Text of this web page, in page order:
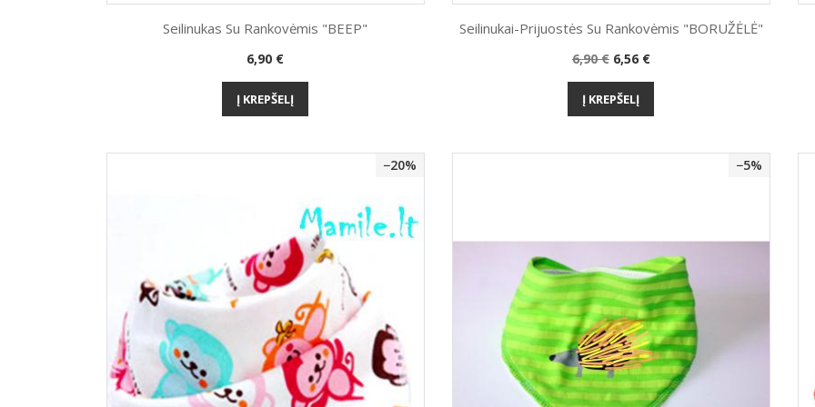
Greita peržiūra
Seilinukas Su Rankovėmis "BEEP"
Kaina
6,90 €
Į KREPŠELĮ
Greita peržiūra
Seilinukai-Prijuostės Su Rankovėmis "BORUŽĖLĖ"
Bazinė
6,90 € Kaina
6,56 €
Į KREPŠELĮ
−20% −5%